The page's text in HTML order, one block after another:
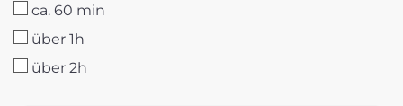
ca. 60 min
über 1h
über 2h